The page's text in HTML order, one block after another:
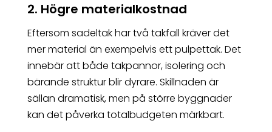
2. Högre materialkostnad
Eftersom sadeltak har två takfall kräver det
mer material än exempelvis ett pulpettak. Det
innebär att både takpannor, isolering och
bärande struktur blir dyrare. Skillnaden är
sällan dramatisk, men på större byggnader
kan det påverka totalbudgeten märkbart.